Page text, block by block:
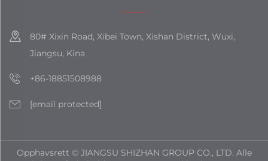
80# Xixin Road, Xibei Town, Xishan District, Wuxi,
Jiangsu, Kina
+86-18851508988
[email protected]
Opphavsrett © JIANGSU SHIZHAN GROUP CO., LTD. Alle